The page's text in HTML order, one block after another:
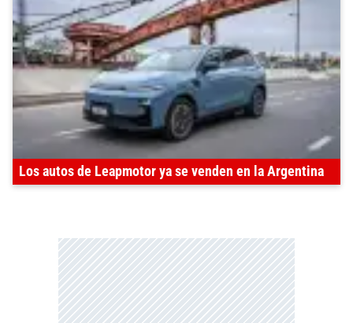
Los autos de Leapmotor ya se venden en la Argentina